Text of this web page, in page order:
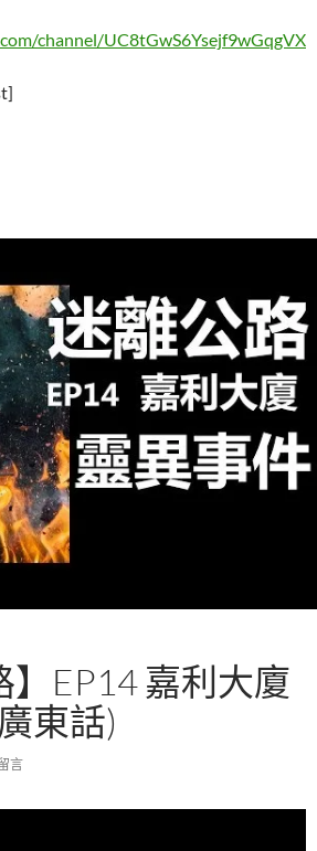
channel/UC8tGwS6Ysejf9wGqgVX
人的諾查丹瑪斯2018預言
】EP14 嘉利大廈
東話)
言